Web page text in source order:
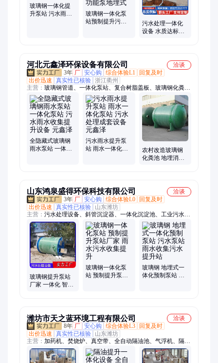
站
玻璃钢一体化提
升泵站 污水雨水
玻璃钢一体化泵
站预制提升污水
污水处理一体化
设备 水质达标排
河北元鑫泽环保设备有限公司
洽谈
3年 厂 安心购 综合体验L1
回复及时
出价迅速
真实性已核验 浙江衢州
主营： 玻璃钢管道、一体化泵站、复合树脂盖板、玻璃钢化粪
池、玻璃钢储罐、玻璃钢生物除臭箱、bwfrp电缆管、玻璃钢管
件、玻璃钢水箱、玻璃钢冷却塔
全隐藏式玻璃钢
雨水泵站 一体化
污水雨水提升泵
站 雨水一体化泵
农村改造玻璃钢
化粪池 地埋消防
山东鸿泉盛得环保科技有限公司
洽谈
3年 厂 安心购 综合体验L0
回复及时
出价迅速
真实性已核验
山东潍坊
主营： 污水处理设备、斜管沉淀器、一体化沉淀池、工业污水提
升、溶气气浮机、生物转盘一体化、隧道污水处理设备、絮凝沉
淀池、医院污水处理设备、生活污水处理设备、酸洗磷化污水处
理设备、养殖污水处理设备、食品污水处理设备、屠宰污水处理
设备、塑料清洗废水处理设备、瓦楞板一体化污水处理
玻璃钢提升泵站
厂家 一体化 智能
玻璃钢一体化泵
站 预制提升泵站
玻璃钢 地埋式一
体化预制泵站 污
潍坊市天之蓝环境工程有限公司
洽谈
8年 厂 安心购 综合体验L3
回复及时
出价迅速
真实性已核验
山东潍坊
主营： 加药机、焚烧炉、真空带、全自动隔油池、气浮机、隔油
池、过滤器、过滤机、刮泥机、压滤机、实验室、泥浆脱水、洗
沙泥浆、污泥叠螺、滤布滤池、捞取设备、泥浆压干、溶气气